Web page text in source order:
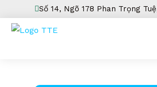
Số 14, Ngõ 178 Phan Trọng